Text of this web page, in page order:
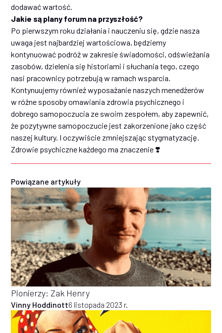
dodawać wartość.
Jakie są plany forum na przyszłość?
Po pierwszym roku działania i nauczeniu się, gdzie nasza
uwaga jest najbardziej wartościowa, będziemy
kontynuować podróż w zakresie świadomości, odświeżania
zasobów, dzielenia się historiami i słuchania tego, czego
nasi pracownicy potrzebują w ramach wsparcia.
Kontynuujemy również wyposażanie naszych menedżerów
w różne sposoby omawiania zdrowia psychicznego i
dobrego samopoczucia ze swoim zespołem, aby zapewnić,
że pozytywne samopoczucie jest zakorzenione jako część
naszej kultury. I oczywiście zmniejszając stygmatyzację.
Zdrowie psychiczne każdego ma znaczenie ❣️
Powiązane artykuły
Pionierzy: Zak Henry
Vinny Hoddinott6 listopada 2023 r.